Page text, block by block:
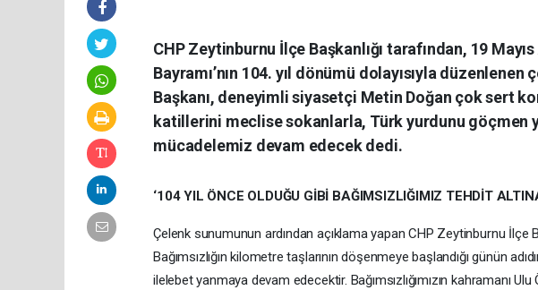
CHP Zeytinburnu İlçe Başkanlığı tarafından, 19
Bayramı’nın 104. yıl dönümü dolayısıyla
Başkanı, deneyimli siyasetçi Metin Doğan çok sert
katillerini meclise sokanlarla, Türk yurdunu göçmen
mücadelemiz devam edecek dedi.
‘104 YIL ÖNCE OLDUĞU GİBİ BAĞIMSIZLIĞIMIZ TEHDİT
Çelenk sunumunun ardından açıklama yapan CHP Zeytinburnu İlçe
Bağımsızlığın kilometre taşlarının döşenmeye başlandığı günün
ilelebet yanmaya devam edecektir. Bağımsızlığımızın kahramanı